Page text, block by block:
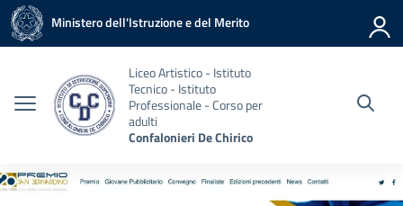
Vai ai contenuti
Vai al menu di navigazione
Vai al footer
Ministero dell'Istruzione e del Merito
Liceo Artistico - Istituto
Tecnico - Istituto
Professionale - Corso per
adulti
Confalonieri De Chirico